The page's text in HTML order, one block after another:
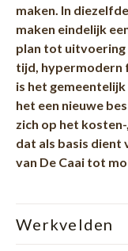
maken. In
maken eindelijk
plan tot uitvoering
tijd, hypermodern
is het
het een nieuwe
zich op het
dat als basis
van De Caai tot
Werkvelden